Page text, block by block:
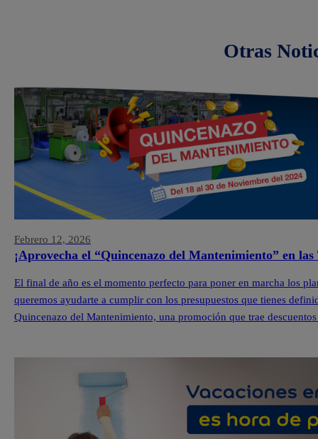
Otras
Febrero 12, 2026
¡Aprovecha el “Quincenazo del Mantenimiento” en
El final de año es el momento perfecto para poner en marcha los
queremos ayudarte a cumplir con los presupuestos que tienes
Quincenazo del Mantenimiento, una promoción que trae